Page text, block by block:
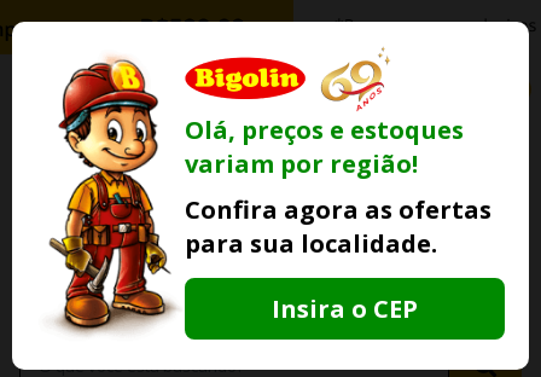
Informeseu CEP
Olá, preços e estoques
variam por região!
Confira agora as ofertas
para sua localidade.
Insira o CEP
Ofertas
Lojas Fisicas
Conta
Whatsapp